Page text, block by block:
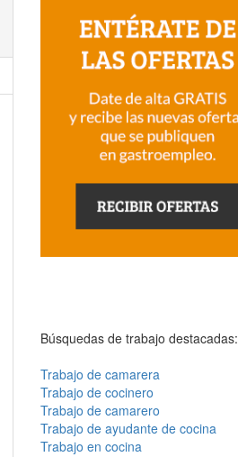
Búsquedas de trabajo destacadas:
Trabajo de camarera
Trabajo de cocinero
Trabajo de camarero
Trabajo de ayudante de cocina
Trabajo en cocina